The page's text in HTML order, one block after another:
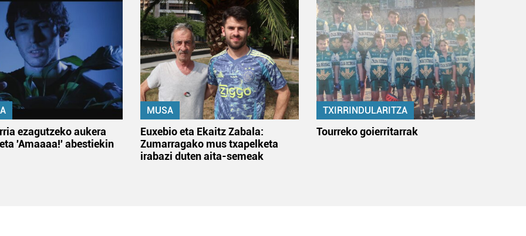
ezagutzeko aukera
'Amaaaa!' abestiekin
MUSA
Euxebio eta Ekaitz Zabala:
Zumarragako mus txapelketa
irabazi duten aita-semeak
TXIRRINDULARITZA
Tourreko goierritarrak